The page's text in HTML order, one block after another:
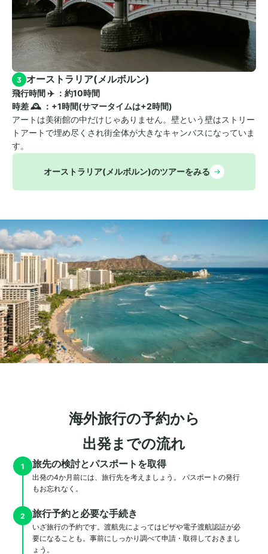
3 オーストラリア(メルボルン)
飛行時間 ✈️ ：約10時間
時差 🕰️ ：+1時間(サマータイムは+2時間)
アートは美術館の中だけじゃありません。壁という壁はストリー
トアートで埋め尽くされ街全体が大きなキャンバスになっていま
す。
オーストラリア(メルボルン)のツアーをみる
海外旅行の予約から
出発までの流れ
1 旅先の検討とパスポートを取得
出発の4か月前には、旅行先を考えましょう。 パスポートの発行
もお忘れなく。
2 旅行予約と必要な手続き
いざ旅行の予約です。渡航先によってはビザや電子渡航認証が必
要になることも。事前にしっかり調べて申請・取得しておきまし
ょう。